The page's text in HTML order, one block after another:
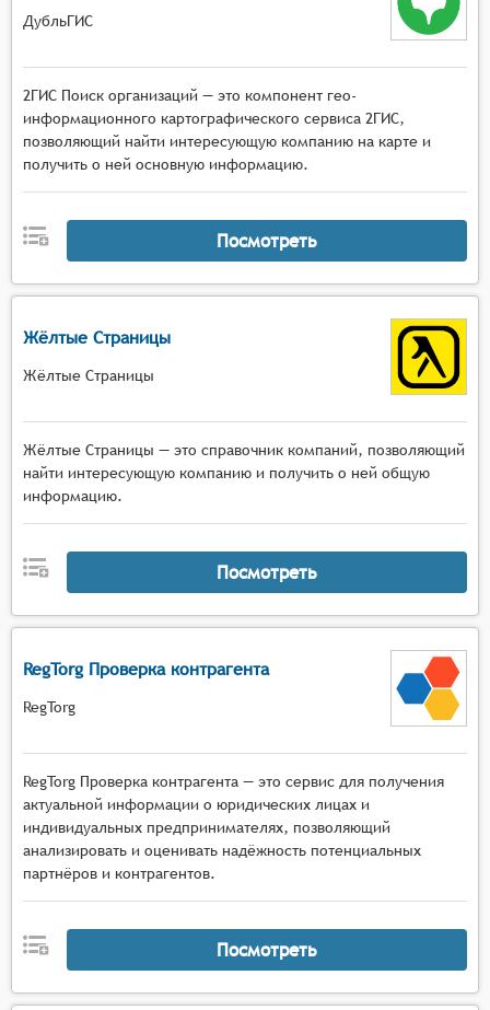
ДубльГИС
2ГИС Поиск организаций — это компонент гео-
информационного картографического сервиса 2ГИС,
позволяющий найти интересующую компанию на карте и
получить о ней основную информацию.
Посмотреть
Жёлтые Страницы
Жёлтые Страницы
Жёлтые Страницы — это справочник компаний, позволяющий
найти интересующую компанию и получить о ней общую
информацию.
Посмотреть
RegTorg Проверка контрагента
RegTorg
RegTorg Проверка контрагента — это сервис для получения
актуальной информации о юридических лицах и
индивидуальных предпринимателях, позволяющий
анализировать и оценивать надёжность потенциальных
партнёров и контрагентов.
Посмотреть